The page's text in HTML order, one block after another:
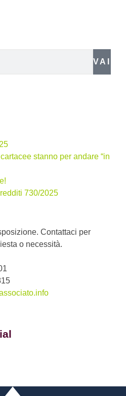
VAI
stanno per andare “in
730/2025
Contattaci per
o necessità.